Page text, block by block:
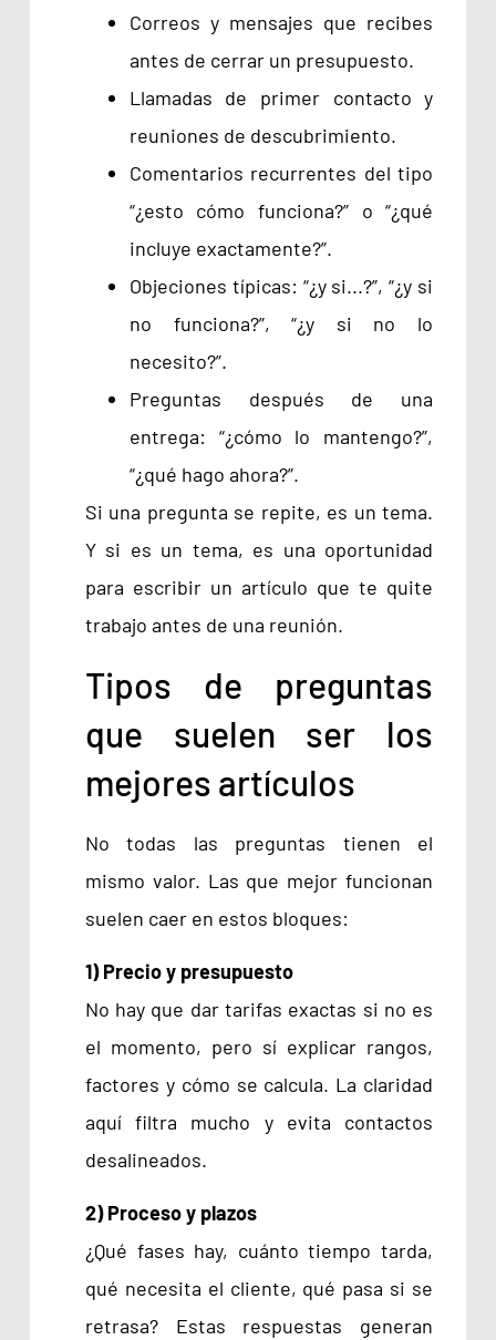
Correos y mensajes que recibes
antes de cerrar un presupuesto.
Llamadas de primer contacto y
reuniones de descubrimiento.
Comentarios recurrentes del tipo
“¿esto cómo funciona?” o “¿qué
incluye exactamente?”.
Objeciones típicas: “¿y si...?”, “¿y si
no funciona?”, “¿y si no lo
necesito?”.
Preguntas después de una
entrega: “¿cómo lo mantengo?”,
“¿qué hago ahora?”.
Si una pregunta se repite, es un tema.
Y si es un tema, es una oportunidad
para escribir un artículo que te quite
trabajo antes de una reunión.
Tipos de preguntas
que suelen ser los
mejores artículos
No todas las preguntas tienen el
mismo valor. Las que mejor funcionan
suelen caer en estos bloques:
1) Precio y presupuesto
No hay que dar tarifas exactas si no es
el momento, pero sí explicar rangos,
factores y cómo se calcula. La claridad
aquí filtra mucho y evita contactos
desalineados.
2) Proceso y plazos
¿Qué fases hay, cuánto tiempo tarda,
qué necesita el cliente, qué pasa si se
retrasa? Estas respuestas generan